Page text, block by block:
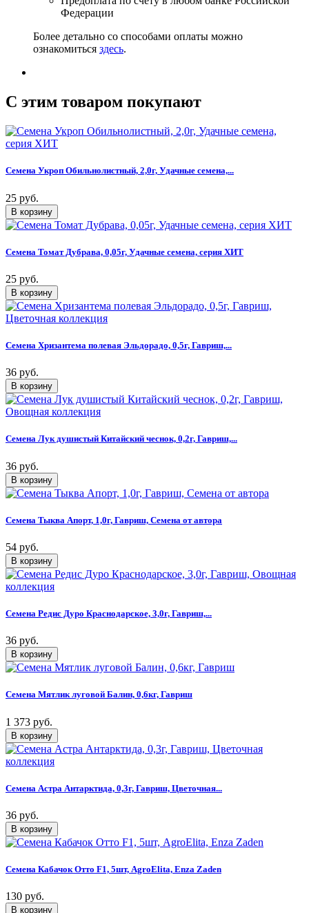
Федерации
Более детально со способами оплаты можно
ознакомиться здесь.
C этим товаром покупают
Семена Укроп Обильнолистный, 2,0г, Удачные семена,...
25 руб.
Семена Томат Дубрава, 0,05г, Удачные семена, серия ХИТ
25 руб.
Семена Хризантема полевая Эльдорадо, 0,5г, Гавриш,...
36 руб.
Семена Лук душистый Китайский чеснок, 0,2г, Гавриш,...
36 руб.
Семена Тыква Апорт, 1,0г, Гавриш, Семена от автора
54 руб.
Семена Редис Дуро Краснодарское, 3,0г, Гавриш,...
36 руб.
Семена Мятлик луговой Балин, 0,6кг, Гавриш
1 373 руб.
Семена Астра Антарктида, 0,3г, Гавриш, Цветочная...
36 руб.
Семена Кабачок Отто F1, 5шт, AgroElita, Enza Zaden
130 руб.